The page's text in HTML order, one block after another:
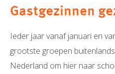
Gastgezinnen
Ieder jaar vanaf januari en
grootste groepen
Nederland om hier naar